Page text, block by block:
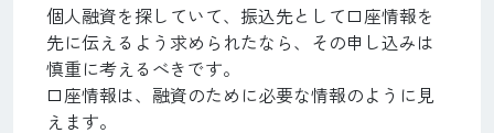
個人融資を探していて、振込先として口座情報を
先に伝えるよう求められたなら、その申し込みは
慎重に考えるべきです。
口座情報は、融資のために必要な情報のように見
えます。